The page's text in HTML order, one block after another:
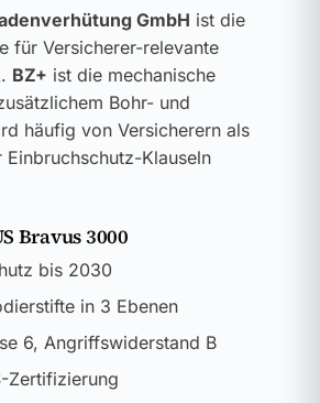
GmbH ist die
für Versicherer-relevante
BZ+ ist die mechanische
Bohr- und
häufig von Versicherern als
Klauseln
Bravus 3000
bis 2030
in 3 Ebenen
6, Angriffswiderstand B
Zertifizierung